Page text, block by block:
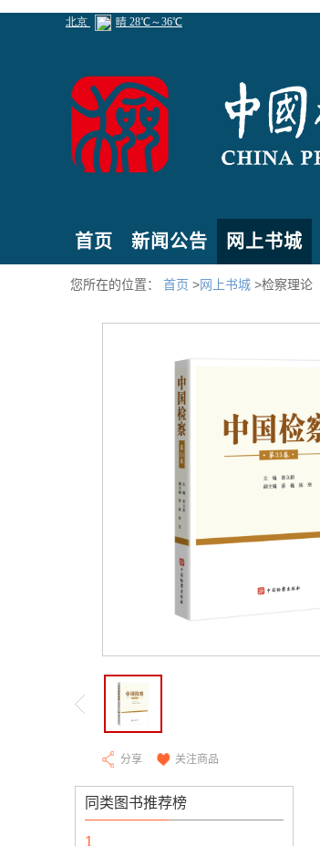
首页 新闻公告 网上书城
您所在的位置： 首页 >网上书城 >检察理论
分享 关注商品
同类图书推荐榜
1